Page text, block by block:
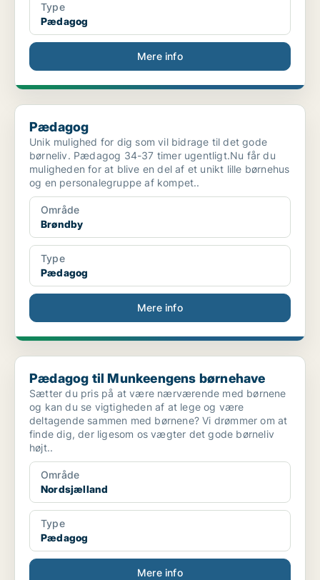
Type
Pædagog
Mere info
Pædagog
Pædagog
Unik mulighed for dig som vil bidrage til det gode
børneliv. Pædagog 34-37 timer ugentligt.Nu får du
muligheden for at blive en del af et unikt lille børnehus
og en personalegruppe af kompet..
Område
Brøndby
Type
Pædagog
Mere info
Pædagog til Munkeengens børnehave
Pædagog til Munkeengens børnehave
Sætter du pris på at være nærværende med børnene
og kan du se vigtigheden af at lege og være
deltagende sammen med børnene? Vi drømmer om at
finde dig, der ligesom os vægter det gode børneliv
højt..
Område
Nordsjælland
Type
Pædagog
Mere info